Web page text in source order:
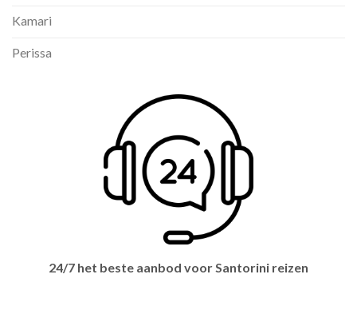
Kamari
Perissa
24/7 het beste aanbod voor Santorini reizen